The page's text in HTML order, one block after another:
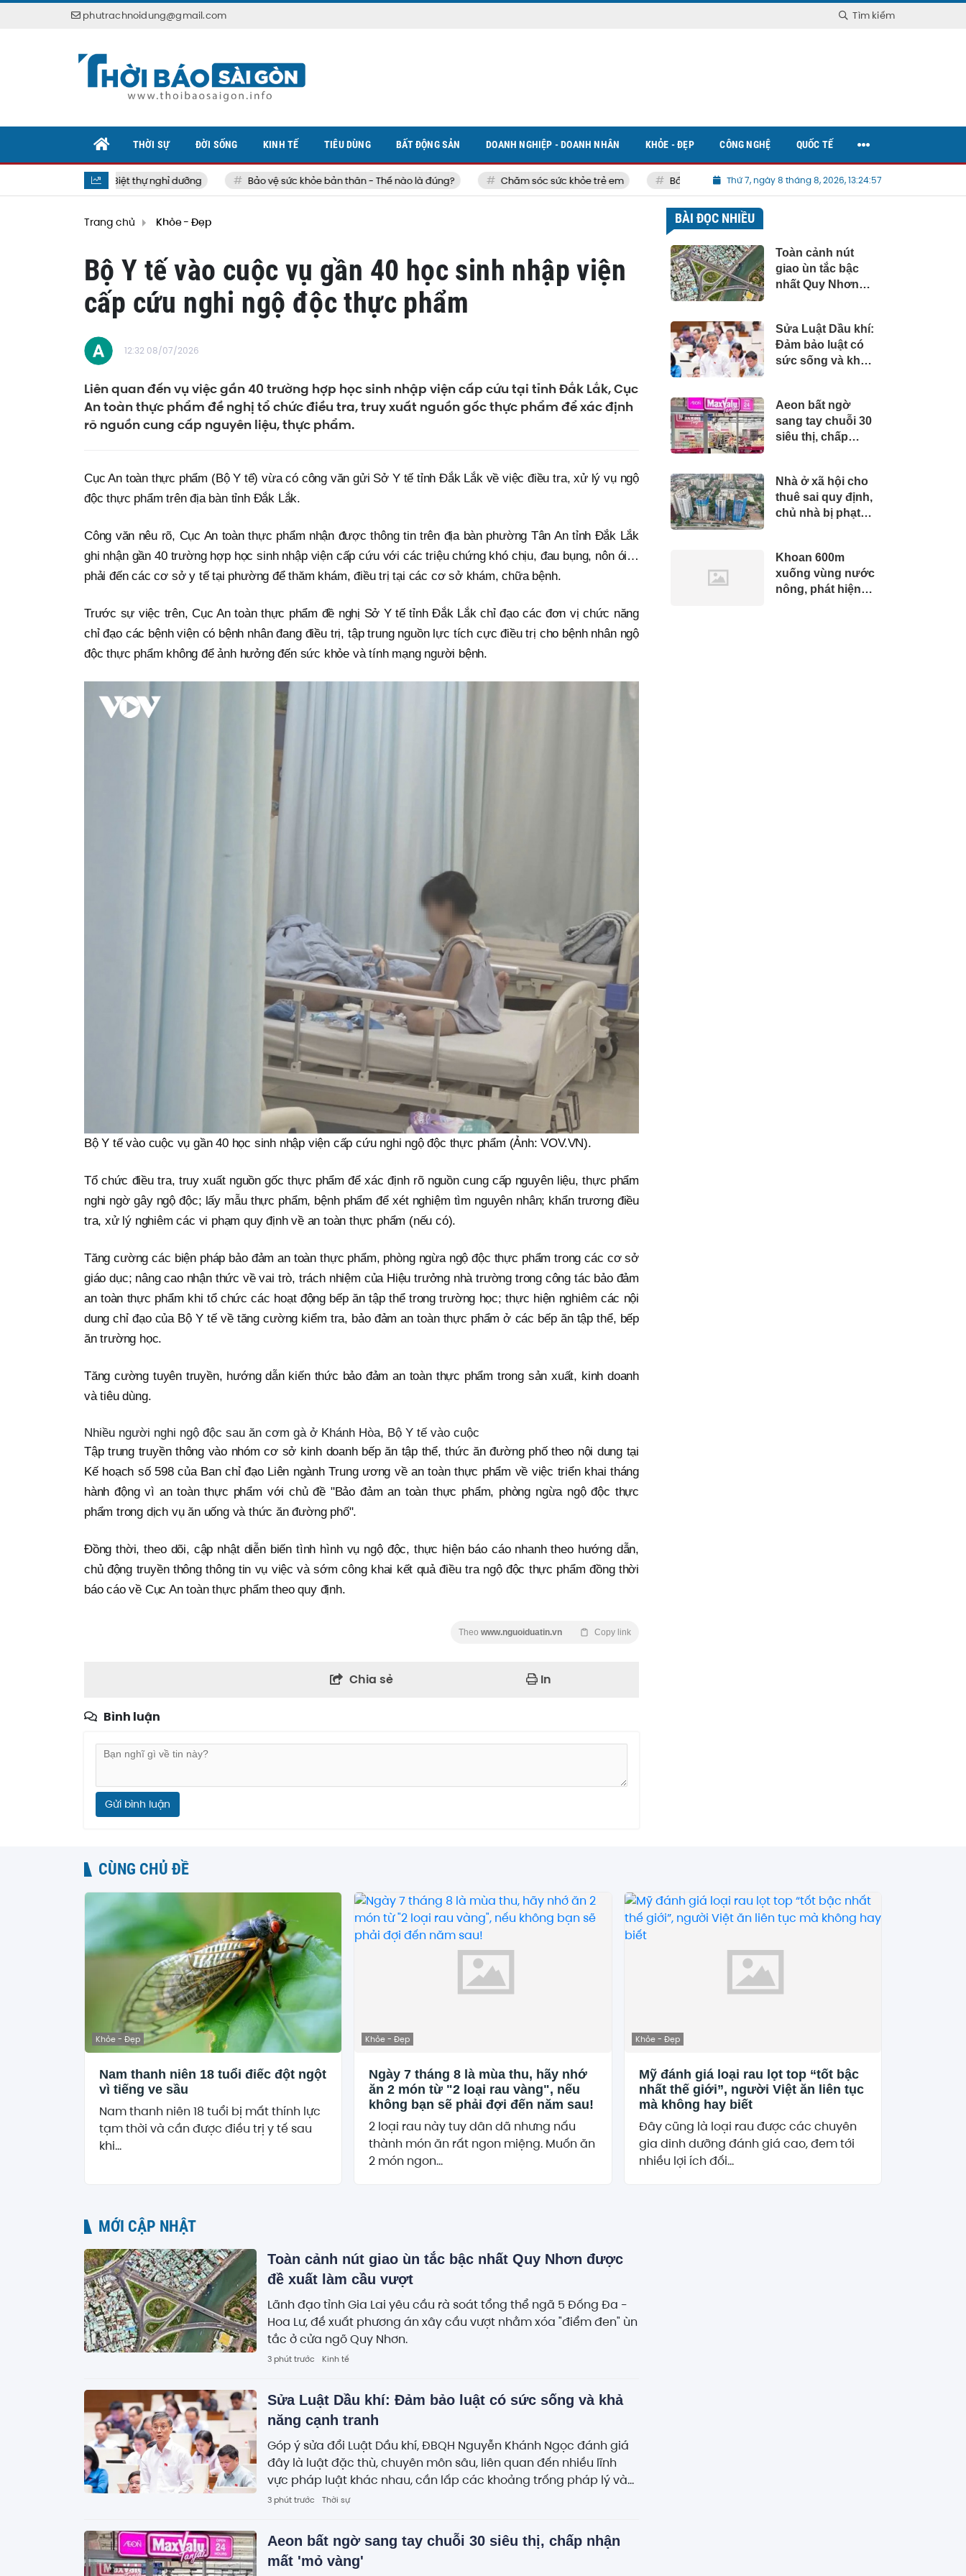
phutrachnoidung@gmail.com Tìm kiếm
Biệt thự nghỉ dưỡng Bảo vệ sức khỏe bản thân - Thế nào là đúng? Chăm sóc sức khỏe trẻ em Bất động sản Việt NamThứ 7, ngày 8 tháng 8, 2026, 13:24:58
THỜI SỰ ĐỜI SỐNG KINH TẾ TIÊU DÙNG BẤT ĐỘNG SẢN DOANH NGHIỆP - DOANH NHÂN KHỎE - ĐẸP CÔNG NGHỆ QUỐC TẾ
Trang chủ Khỏe - Đẹp
Bộ Y tế vào cuộc vụ gần 40 học sinh nhập viện
cấp cứu nghi ngộ độc thực phẩm
12:32 08/07/2026
Liên quan đến vụ việc gần 40 trường hợp học sinh nhập viện cấp cứu tại tỉnh Đắk Lắk, Cục
An toàn thực phẩm đề nghị tổ chức điều tra, truy xuất nguồn gốc thực phẩm để xác định
rõ nguồn cung cấp nguyên liệu, thực phẩm.
Cục An toàn thực phẩm (Bộ Y tế) vừa có công văn gửi Sở Y tế tỉnh Đắk Lắk về việc điều tra, xử lý vụ ngộ
độc thực phẩm trên địa bàn tỉnh Đắk Lắk.
Công văn nêu rõ, Cục An toàn thực phẩm nhận được thông tin trên địa bàn phường Tân An tỉnh Đắk Lắk
ghi nhận gần 40 trường hợp học sinh nhập viện cấp cứu với các triệu chứng khó chịu, đau bụng, nôn ói…
phải đến các cơ sở y tế tại phường để thăm khám, điều trị tại các cơ sở khám, chữa bệnh.
Trước sự việc trên, Cục An toàn thực phẩm đề nghị Sở Y tế tỉnh Đắk Lắk chỉ đạo các đơn vị chức năng
chỉ đạo các bệnh viện có bệnh nhân đang điều trị, tập trung nguồn lực tích cực điều trị cho bệnh nhân ngộ
độc thực phẩm không để ảnh hưởng đến sức khỏe và tính mạng người bệnh.
Bộ Y tế vào cuộc vụ gần 40 học sinh nhập viện cấp cứu nghi ngộ độc thực phẩm (Ảnh: VOV.VN).
Tổ chức điều tra, truy xuất nguồn gốc thực phẩm để xác định rõ nguồn cung cấp nguyên liệu, thực phẩm
nghi ngờ gây ngộ độc; lấy mẫu thực phẩm, bệnh phẩm để xét nghiệm tìm nguyên nhân; khẩn trương điều
tra, xử lý nghiêm các vi phạm quy định về an toàn thực phẩm (nếu có).
Tăng cường các biện pháp bảo đảm an toàn thực phẩm, phòng ngừa ngộ độc thực phẩm trong các cơ sở
giáo dục; nâng cao nhận thức về vai trò, trách nhiệm của Hiệu trưởng nhà trường trong công tác bảo đảm
an toàn thực phẩm khi tổ chức các hoạt động bếp ăn tập thể trong trường học; thực hiện nghiêm các nội
dung chỉ đạo của Bộ Y tế về tăng cường kiểm tra, bảo đảm an toàn thực phẩm ở các bếp ăn tập thể, bếp
ăn trường học.
Tăng cường tuyên truyền, hướng dẫn kiến thức bảo đảm an toàn thực phẩm trong sản xuất, kinh doanh
và tiêu dùng.
Nhiều người nghi ngộ độc sau ăn cơm gà ở Khánh Hòa, Bộ Y tế vào cuộc
Tập trung truyền thông vào nhóm cơ sở kinh doanh bếp ăn tập thể, thức ăn đường phố theo nội dung tại
Kế hoạch số 598 của Ban chỉ đạo Liên ngành Trung ương về an toàn thực phẩm về việc triển khai tháng
hành động vì an toàn thực phẩm với chủ đề "Bảo đảm an toàn thực phẩm, phòng ngừa ngộ độc thực
phẩm trong dịch vụ ăn uống và thức ăn đường phố".
Đồng thời, theo dõi, cập nhật diễn biến tình hình vụ ngộ độc, thực hiện báo cáo nhanh theo hướng dẫn,
chủ động truyền thông thông tin vụ việc và sớm công khai kết quả điều tra ngộ độc thực phẩm đồng thời
báo cáo về Cục An toàn thực phẩm theo quy định.
Theo www.nguoiduatin.vn Copy link
Chia sẻ In
Bình luận
Gửi bình luận
BÀI ĐỌC NHIỀU
Toàn cảnh nút
giao ùn tắc bậc
nhất Quy Nhơn
Sửa Luật Dầu khí:
Đảm bảo luật có
sức sống và khả
Aeon bất ngờ
sang tay chuỗi 30
siêu thị, chấp
Nhà ở xã hội cho
thuê sai quy định,
chủ nhà bị phạt
Khoan 600m
xuống vùng nước
nông, phát hiện
CÙNG CHỦ ĐỀ
Khỏe - Đẹp
Nam thanh niên 18 tuổi điếc đột ngột
vì tiếng ve sầu
Nam thanh niên 18 tuổi bị mất thính lực
tạm thời và cần được điều trị y tế sau
khi...
Khỏe - Đẹp
Ngày 7 tháng 8 là mùa thu, hãy nhớ
ăn 2 món từ "2 loại rau vàng", nếu
không bạn sẽ phải đợi đến năm sau!
2 loại rau này tuy dân dã nhưng nấu
thành món ăn rất ngon miệng. Muốn ăn
2 món ngon...
Khỏe - Đẹp
Mỹ đánh giá loại rau lọt top “tốt bậc
nhất thế giới”, người Việt ăn liên tục
mà không hay biết
Đây cũng là loại rau được các chuyên
gia dinh dưỡng đánh giá cao, đem tới
nhiều lợi ích đối...
MỚI CẬP NHẬT
Toàn cảnh nút giao ùn tắc bậc nhất Quy Nhơn được
đề xuất làm cầu vượt
Lãnh đạo tỉnh Gia Lai yêu cầu rà soát tổng thể ngã 5 Đống Đa -
Hoa Lư, đề xuất phương án xây cầu vượt nhằm xóa "điểm đen" ùn
tắc ở cửa ngõ Quy Nhơn.
3 phút trước Kinh tế
Sửa Luật Dầu khí: Đảm bảo luật có sức sống và khả
năng cạnh tranh
Góp ý sửa đổi Luật Dầu khí, ĐBQH Nguyễn Khánh Ngọc đánh giá
đây là luật đặc thù, chuyên môn sâu, liên quan đến nhiều lĩnh
vực pháp luật khác nhau, cần lấp các khoảng trống pháp lý và
xử lý những vấn đề phát sinh trong thực tiễn.
3 phút trước Thời sự
Aeon bất ngờ sang tay chuỗi 30 siêu thị, chấp nhận
mất 'mỏ vàng'